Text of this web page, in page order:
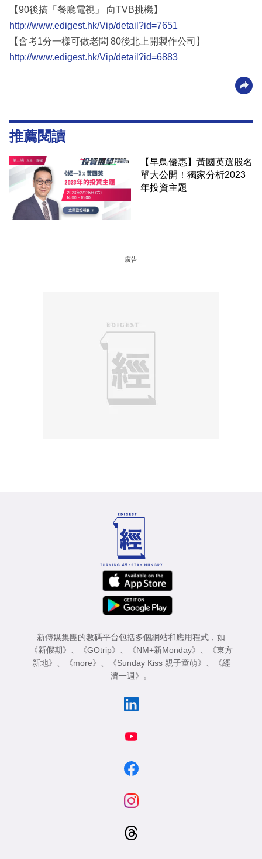
【90後搞「餐廳電視」 向TVB挑機】
http://www.edigest.hk/Vip/detail?id=7651
【會考1分一樣可做老闆 80後北上開製作公司】
http://www.edigest.hk/Vip/detail?id=6883
推薦閱讀
【早鳥優惠】黃國英選股名
單大公開！獨家分析2023
年投資主題
廣告
新傳媒集團的數碼平台包括多個網站和應用程式，如
《新假期》 、 《GOtrip》 、 《NM+新Monday》 、
《東方
新地》 、 《more》 、 《Sunday Kiss 親子童萌》 、
《經
濟一週》 。